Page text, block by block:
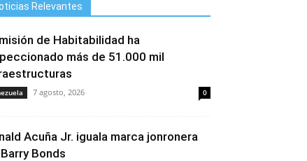
Relevantes
de Habitabilidad ha
más de 51.000 mil
7 agosto, 2026 0
Acuña Jr. iguala marca jonronera
Bonds